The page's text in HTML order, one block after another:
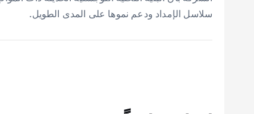
سلاسل الإمداد ودعم نموها على المدى الطويل.